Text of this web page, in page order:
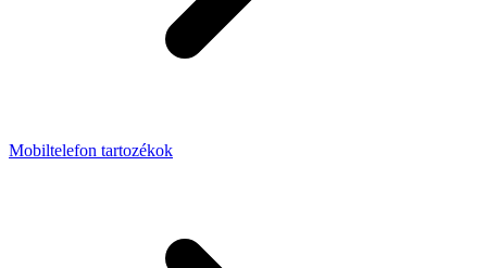
Mobiltelefon tartozékok